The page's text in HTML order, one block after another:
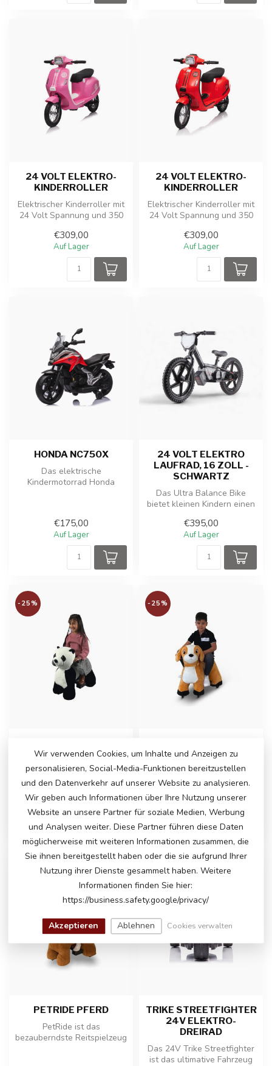
24 VOLT ELEKTRO-
KINDERROLLER
Elektrischer Kinderroller mit
24 Volt Spannung und 350
€309,00
Auf Lager
24 VOLT ELEKTRO-
KINDERROLLER
Elektrischer Kinderroller mit
24 Volt Spannung und 350
€309,00
Auf Lager
HONDA NC750X
Das elektrische
Kindermotorrad Honda
€175,00
Auf Lager
24 VOLT ELEKTRO
LAUFRAD, 16 ZOLL -
SCHWARTZ
Das Ultra Balance Bike
bietet kleinen Kindern einen
Erlerne...
€395,00
Auf Lager
-25%
PetRide by ROLLZONE,
elektrisch rijdende Panda
€169,00
Auf Lager
-25%
PetRide ist das
bezauberndste Reitspielzeug
von ROLLZONE®. Sie
können sogar Ihr ...
€169,00
Auf Lager
PETRIDE PFERD
PetRide ist das
bezauberndste Reitspielzeug
TRIKE STREETFIGHTER
24V ELEKTRO-
DREIRAD
Das 24V Trike Streetfighter
ist das ultimative Fahrzeug
Wir verwenden Cookies, um Inhalte und Anzeigen zu
personalisieren, Social-Media-Funktionen bereitzustellen
und den Datenverkehr auf unserer Website zu analysieren.
Wir geben auch Informationen über Ihre Nutzung unserer
Website an unsere Partner für soziale Medien, Werbung
und Analysen weiter. Diese Partner führen diese Daten
möglicherweise mit weiteren Informationen zusammen, die
Sie ihnen bereitgestellt haben oder die sie aufgrund Ihrer
Nutzung ihrer Dienste gesammelt haben. Weitere
Informationen finden Sie hier:
https://business.safety.google/privacy/
Akzeptieren Ablehnen Cookies verwalten